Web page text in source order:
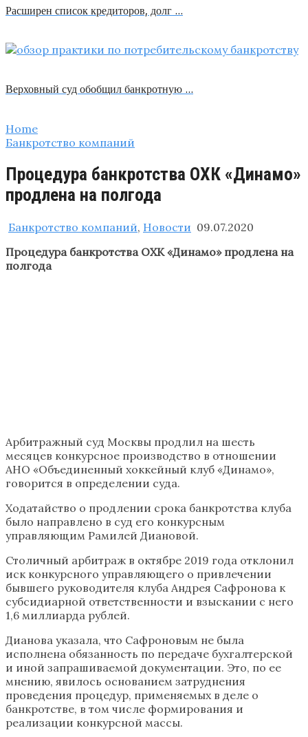
Расширен список кредиторов, долг …
Верховный суд обобщил банкротную …
Home
Банкротство компаний
Процедура банкротства ОХК «Динамо»
продлена на полгода
Банкротство компаний, Новости 09.07.2020
Процедура банкротства ОХК «Динамо» продлена на
полгода
Арбитражный суд Москвы продлил на шесть
месяцев конкурсное производство в отношении
АНО «Объединенный хоккейный клуб «Динамо»,
говорится в определении суда.
Ходатайство о продлении срока банкротства клуба
было направлено в суд его конкурсным
управляющим Рамилей Диановой.
Столичный арбитраж в октябре 2019 года отклонил
иск конкурсного управляющего о привлечении
бывшего руководителя клуба Андрея Сафронова к
субсидиарной ответственности и взыскании с него
1,6 миллиарда рублей.
Дианова указала, что Сафроновым не была
исполнена обязанность по передаче бухгалтерской
и иной запрашиваемой документации. Это, по ее
мнению, явилось основанием затруднения
проведения процедур, применяемых в деле о
банкротстве, в том числе формирования и
реализации конкурсной массы.